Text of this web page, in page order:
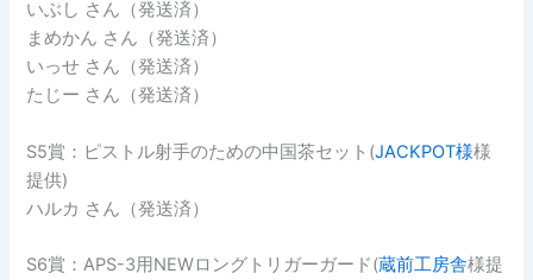
いぶし さん（発送済）
まめかん さん（発送済）
いっせ さん（発送済）
たじー さん（発送済）
S5賞：ピストル射手のための中国茶セット(JACKPOT様様
提供)
ハルカ さん（発送済）
S6賞：APS-3用NEWロングトリガーガード(蔵前工房舎様提